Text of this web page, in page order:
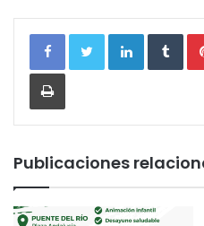
LinkedIn
Imprimir
Publicaciones